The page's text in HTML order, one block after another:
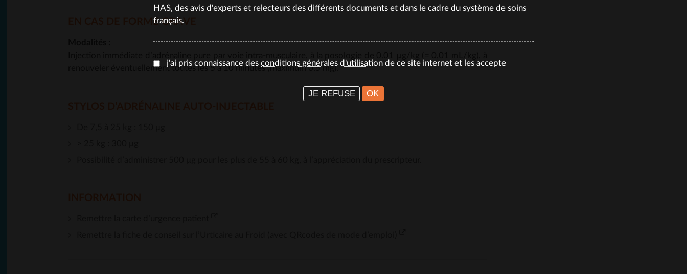
HAS, des avis d'experts et relecteurs des différents documents et dans le cadre du système de soins
français.
j'ai pris connaissance desconditions générales d'utilisation de ce site internet et les accepte
JE REFUSE OK
EN CAS DE FORME GRAVE
renouveler éventuellement toutes les 5 à 10 minutes (maximum 0.5 mg).